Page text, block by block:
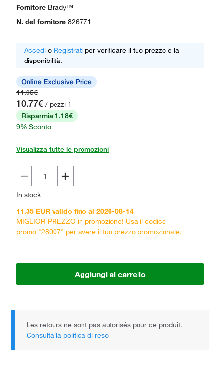
Fornitore Brady™
N. del fornitore 826771
Accedi o Registrati per verificare il tuo prezzo e la
disponibilità.
11.95€
10.77€ / pezzi 1
Risparmia 1.18€
9% Sconto
Visualizza tutte le promozioni
In stock
11.35 EUR valido fino al 2026-08-14
MIGLIOR PREZZO in promozione! Usa il codice
promo "28007" per avere il tuo prezzo promozionale.
Aggiungi al carrello
Les retours ne sont pas autorisés pour ce produit.
Consulta la politica di reso